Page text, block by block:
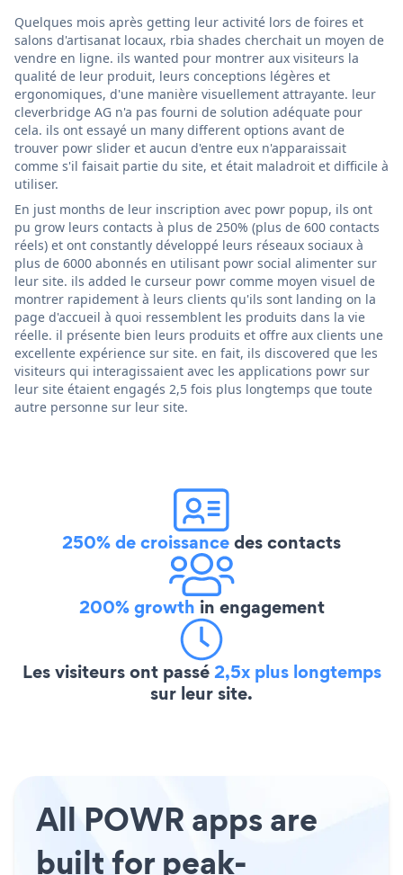
Quelques mois après getting leur activité lors de foires et
salons d'artisanat locaux, rbia shades cherchait un moyen de
vendre en ligne. ils wanted pour montrer aux visiteurs la
qualité de leur produit, leurs conceptions légères et
ergonomiques, d'une manière visuellement attrayante. leur
cleverbridge AG n'a pas fourni de solution adéquate pour
cela. ils ont essayé un many different options avant de
trouver powr slider et aucun d'entre eux n'apparaissait
comme s'il faisait partie du site, et était maladroit et difficile à
utiliser.
En just months de leur inscription avec powr popup, ils ont
pu grow leurs contacts à plus de 250% (plus de 600 contacts
réels) et ont constantly développé leurs réseaux sociaux à
plus de 6000 abonnés en utilisant powr social alimenter sur
leur site. ils added le curseur powr comme moyen visuel de
montrer rapidement à leurs clients qu'ils sont landing on la
page d'accueil à quoi ressemblent les produits dans la vie
réelle. il présente bien leurs produits et offre aux clients une
excellente expérience sur site. en fait, ils discovered que les
visiteurs qui interagissaient avec les applications powr sur
leur site étaient engagés 2,5 fois plus longtemps que toute
autre personne sur leur site.
250% de croissancedes contacts
200% growth in engagement
Les visiteurs ont passé2,5x plus longtemps
sur leur site.
All POWR apps are
built for peak-